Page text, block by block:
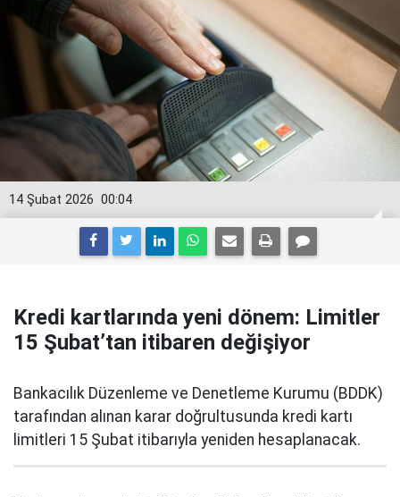
00:04
14 Şubat 2026
Kredi kartlarında yeni dönem: Limitler
15 Şubat’tan itibaren değişiyor
Bankacılık Düzenleme ve Denetleme Kurumu (BDDK)
tarafından alınan karar doğrultusunda kredi kartı
limitleri 15 Şubat itibarıyla yeniden hesaplanacak.